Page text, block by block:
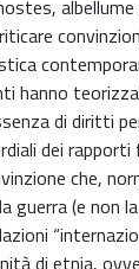
hanno
di diritti
dei rapporti
che,
guerra (e non
di etnia,